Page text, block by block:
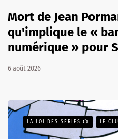
Mort de Jean
qu'implique le «
numérique » pour
6 août 2026
LA LOI DES SÉRIES 📺 LE